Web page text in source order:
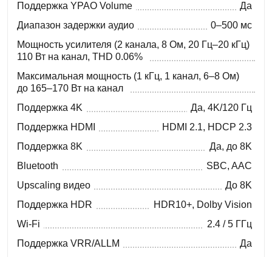
Поддержка YPAO Volume
Да
Диапазон задержки аудио
0–500 мс
Мощность усилителя (2 канала, 8 Ом, 20 Гц–20 кГц)
110 Вт на канал, THD 0.06%
Максимальная мощность (1 кГц, 1 канал, 6–8 Ом)
до 165–170 Вт на канал
Поддержка 4K
Да, 4K/120 Гц
Поддержка HDMI
HDMI 2.1, HDCP 2.3
Поддержка 8K
Да, до 8K
Bluetooth
SBC, AAC
Upscaling видео
До 8K
Поддержка HDR
HDR10+, Dolby Vision
Wi-Fi
2.4 / 5 ГГц
Поддержка VRR/ALLM
Да